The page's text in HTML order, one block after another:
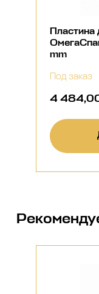
Пластина
mm
Под заказ
4